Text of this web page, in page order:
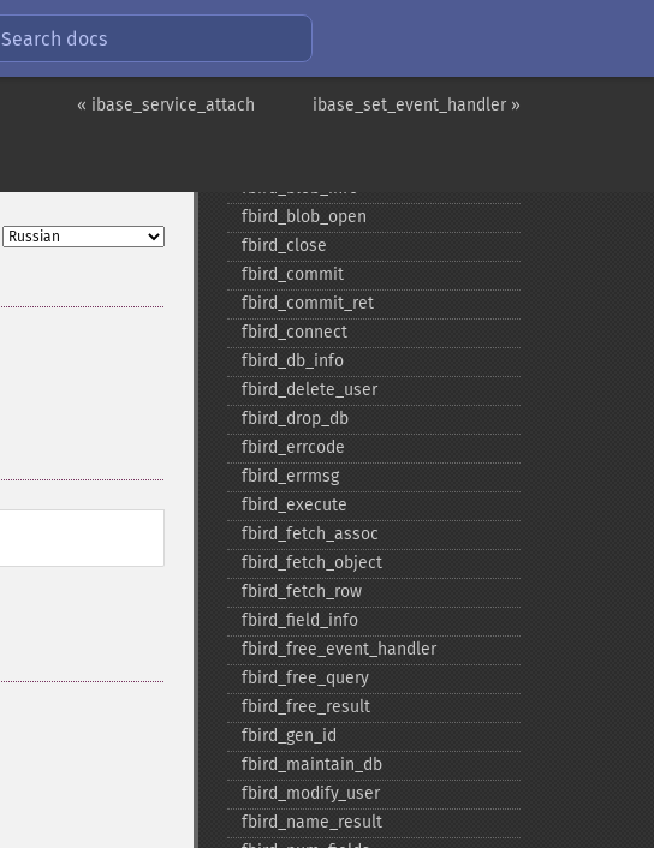
Search docs
ibase_set_event_handler »
« ibase_service_attach
fbird_​blob_​cancel
fbird_​blob_​create
fbird_​blob_​echo
fbird_​blob_​info
fbird_​blob_​open
fbird_​close
fbird_​commit
fbird_​commit_​ret
fbird_​connect
fbird_​db_​info
fbird_​delete_​user
fbird_​drop_​db
fbird_​errcode
fbird_​errmsg
fbird_​execute
fbird_​fetch_​assoc
fbird_​fetch_​object
fbird_​fetch_​row
fbird_​field_​info
fbird_​free_​event_​handler
fbird_​free_​query
fbird_​free_​result
fbird_​gen_​id
fbird_​maintain_​db
fbird_​modify_​user
fbird_​name_​result